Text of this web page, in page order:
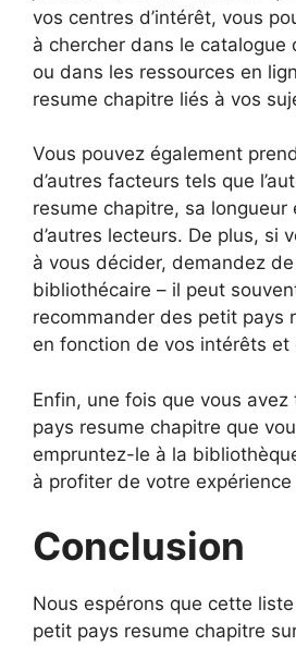
vos centres d’intérêt, vous
à chercher dans le catalogue
ou dans les ressources en
resume chapitre liés à vos
Vous pouvez également
d’autres facteurs tels que
resume chapitre, sa longueur
d’autres lecteurs. De plus, si
à vous décider, demandez de
bibliothécaire – il peut
recommander des petit pays
en fonction de vos intérêts et
Enfin, une fois que vous
pays resume chapitre que
empruntez-le à la
à profiter de votre
Conclusion
Nous espérons que cette
petit pays resume chapitre